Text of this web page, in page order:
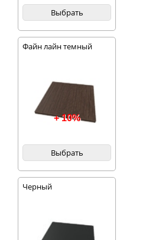
Выбрать
Файн лайн темный
+ 10%
Выбрать
Черный